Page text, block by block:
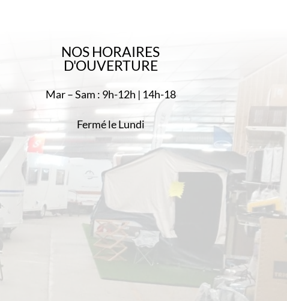
NOS HORAIRES
D'OUVERTURE
Mar – Sam : 9h-12h | 14h-18
Fermé le Lundi